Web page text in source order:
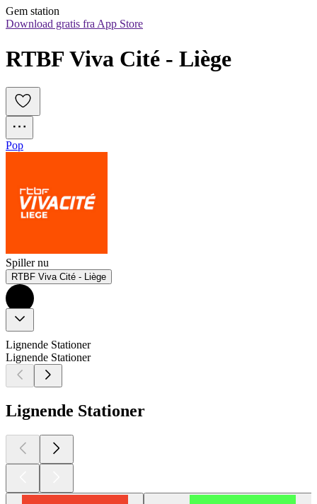
Gem station
Download gratis fra App Store
RTBF Viva Cité - Liège
Pop
Spiller nu
RTBF Viva Cité - Liège
Lignende Stationer
Lignende Stationer
Lignende Stationer